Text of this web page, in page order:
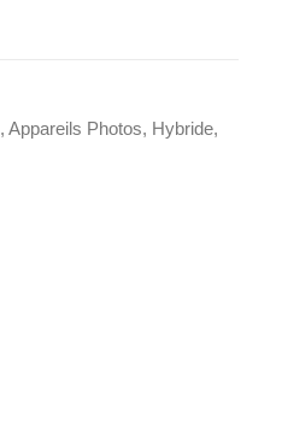
, Appareils Photos, Hybride,